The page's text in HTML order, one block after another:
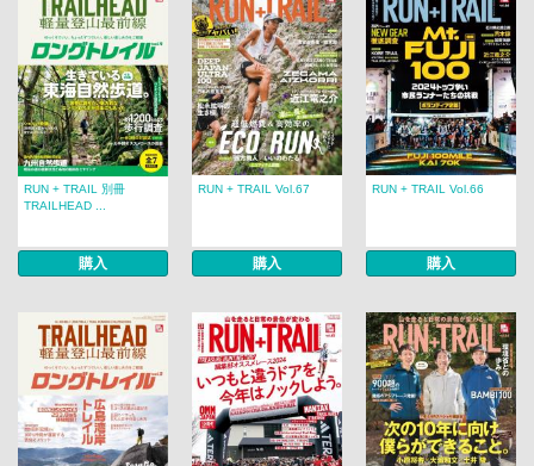
RUN + TRAIL 別冊
TRAILHEAD ...
購入
RUN + TRAIL Vol.67
購入
RUN + TRAIL Vol.66
購入